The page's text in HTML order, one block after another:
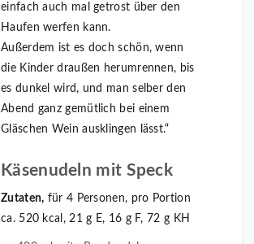
einfach auch mal getrost über den
Haufen werfen kann.
Außerdem ist es doch schön, wenn
die Kinder draußen herumrennen, bis
es dunkel wird, und man selber den
Abend ganz gemütlich bei einem
Gläschen Wein ausklingen lässt.“
Käsenudeln mit Speck
Zutaten, für 4 Personen, pro Portion
ca. 520 kcal, 21 g E, 16 g F, 72 g KH